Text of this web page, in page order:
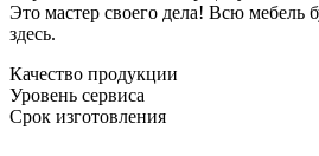
Это мастер своего дела! Всю мебель
здесь.
Качество продукции
Уровень сервиса
Срок изготовления